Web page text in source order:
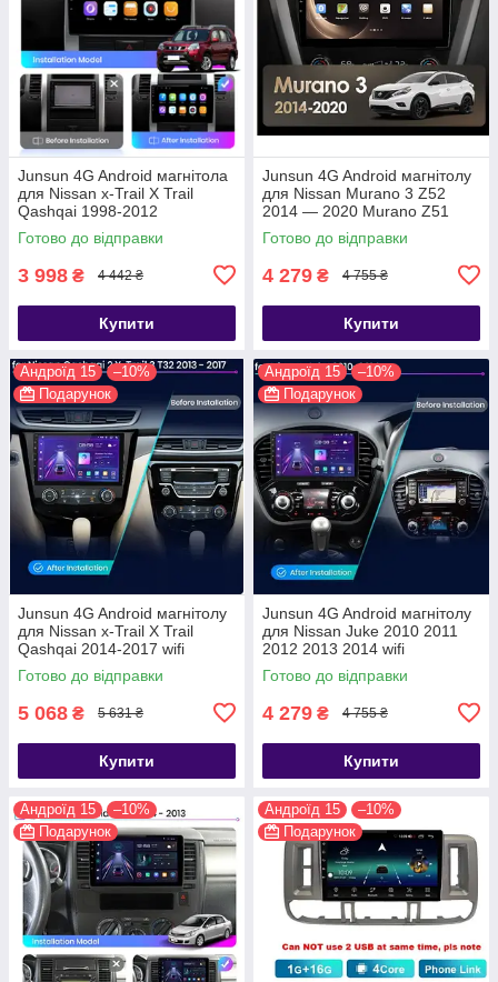
Junsun 4G Android магнітола
для Nissan x-Trail X Trail
Qashqai 1998-2012
Готово до відправки
3 998 ₴ 4 442 ₴
Купити
Junsun 4G Android магнітолу
для Nissan Murano 3 Z52
2014 — 2020 Murano Z51
2008-2016
Готово до відправки
4 279 ₴ 4 755 ₴
Купити
Андроїд 15
–10%
Подарунок
Junsun 4G Android магнітолу
для Nissan x-Trail X Trail
Qashqai 2014-2017 wifi
Готово до відправки
5 068 ₴ 5 631 ₴
Купити
Андроїд 15
–10%
Подарунок
Junsun 4G Android магнітолу
для Nissan Juke 2010 2011
2012 2013 2014 wifi
Готово до відправки
4 279 ₴ 4 755 ₴
Купити
Андроїд 15
–10%
Подарунок
Андроїд 15
–10%
Подарунок